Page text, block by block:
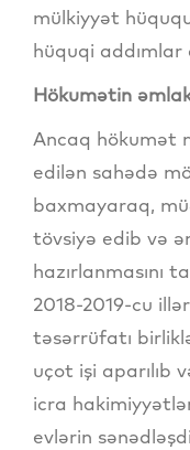
mülkiyyət
hüquqi
Hökumətin əmlak
Ancaq hökumət
edilən sahədə
baxmayaraq,
tövsiyə edib və
hazırlanmasını
2018-2019-cu
təsərrüfatı
uçot işi aparılıb
icra
evlərin